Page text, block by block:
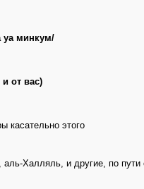
уа минкум/
от вас)
касательно этого
Халляль, и другие, по